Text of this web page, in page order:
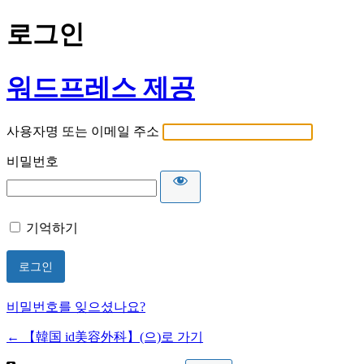
로그인
워드프레스 제공
사용자명 또는 이메일 주소
비밀번호
기억하기
비밀번호를 잊으셨나요?
← 【韓国 id美容外科】(으)로 가기